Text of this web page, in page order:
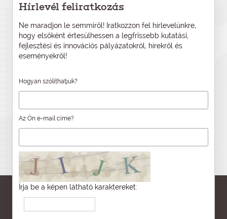
Hírlevél feliratkozás
Ne maradjon le semmiről! Iratkozzon fel hírlevelünkre,
hogy elsőként értesülhessen a legfrissebb kutatási,
fejlesztési és innovációs pályázatokról, hírekről és
eseményekről!
Hogyan szólíthatjuk?
Az Ön e-mail címe?
Írja be a képen látható karaktereket: